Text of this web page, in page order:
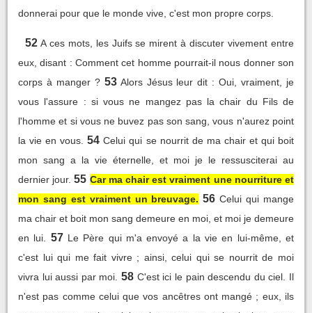
donnerai pour que le monde vive, c'est mon propre corps.
52 A ces mots, les Juifs se mirent à discuter vivement entre
eux, disant : Comment cet homme pourrait-il nous donner son
corps à manger ? 53 Alors Jésus leur dit : Oui, vraiment, je
vous l'assure : si vous ne mangez pas la chair du Fils de
l'homme et si vous ne buvez pas son sang, vous n'aurez point
la vie en vous. 54 Celui qui se nourrit de ma chair et qui boit
mon sang a la vie éternelle, et moi je le ressusciterai au
dernier jour. 55 Car ma chair est vraiment une nourriture et
mon sang est vraiment un breuvage. 56 Celui qui mange
ma chair et boit mon sang demeure en moi, et moi je demeure
en lui.
57 Le Père qui m'a envoyé a la vie en lui-même, et
c'est lui qui me fait vivre ; ainsi, celui qui se nourrit de moi
vivra lui aussi par moi. 58 C'est ici le pain descendu du ciel. Il
n'est pas comme celui que vos ancêtres ont mangé ; eux, ils